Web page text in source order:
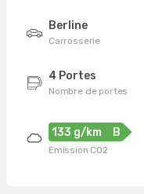
Berline
Carrosserie
4 Portes
Nombre de portes
133 g/km B
Emission CO2